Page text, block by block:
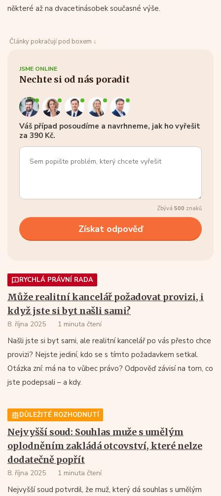
některé až na dvacetinásobek současné výše.
Články pokračují pod boxem ↓
JSME ONLINE
Nechte si od nás poradit
Váš případ posoudíme a navrhneme, jak ho vyřešit
za 390 Kč.
Zbývá 500 znaků
RYCHLÁ PRÁVNÍ RADA
Může realitní kancelář požadovat provizi, i
když jste si byt našli sami?
8. října 2025 1 minuta čtení
Našli jste si byt sami, ale realitní kancelář po vás přesto chce
provizi? Nejste jediní, kdo se s tímto požadavkem setkal.
Otázka zní: má na to vůbec právo? Odpověď závisí na tom, co
jste podepsali – a kdy.
DŮLEŽITÉ ROZHODNUTÍ
Nejvyšší soud: Souhlas muže s umělým
oplodněním zakládá otcovství, které nelze
dodatečně popřít
8. října 2025 1 minuta čtení
Nejvyšší soud potvrdil, že muž, který dá souhlas s umělým